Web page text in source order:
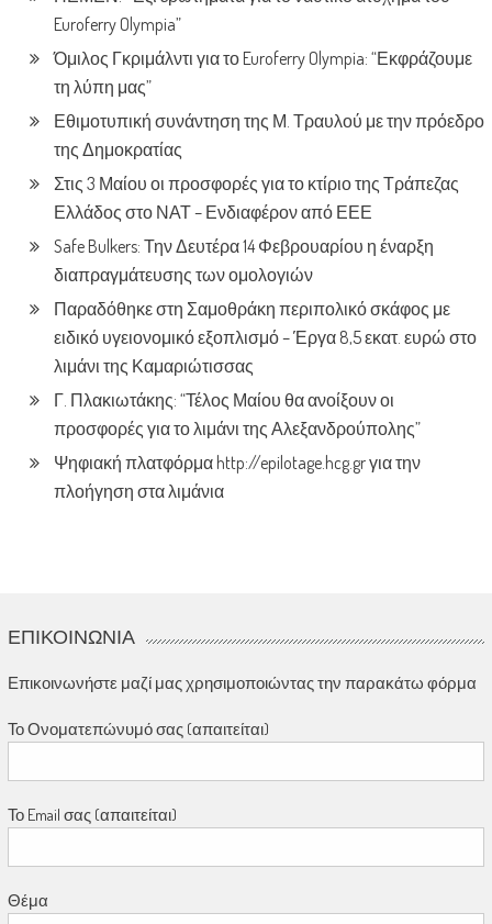
Euroferry Olympia”
Όμιλος Γκριμάλντι για το Euroferry Olympia: “Εκφράζουμε
τη λύπη μας”
Εθιμοτυπική συνάντηση της Μ. Τραυλού με την πρόεδρο
της Δημοκρατίας
Στις 3 Μαίου οι προσφορές για το κτίριο της Τράπεζας
Ελλάδος στο ΝΑΤ – Ενδιαφέρον από ΕΕΕ
Safe Bulkers: Την Δευτέρα 14 Φεβρουαρίου η έναρξη
διαπραγμάτευσης των ομολογιών
Παραδόθηκε στη Σαμοθράκη περιπολικό σκάφος με
ειδικό υγειονομικό εξοπλισμό – Έργα 8,5 εκατ. ευρώ στο
λιμάνι της Καμαριώτισσας
Γ. Πλακιωτάκης: “Τέλος Μαίου θα ανοίξουν οι
προσφορές για το λιμάνι της Αλεξανδρούπολης”
Ψηφιακή πλατφόρμα http://epilotage.hcg.gr για την
πλοήγηση στα λιμάνια
ΕΠΙΚΟΙΝΩΝΊΑ
Επικοινωνήστε μαζί μας χρησιμοποιώντας την παρακάτω φόρμα
Το Ονοματεπώνυμό σας (απαιτείται)
Το Email σας (απαιτείται)
Θέμα